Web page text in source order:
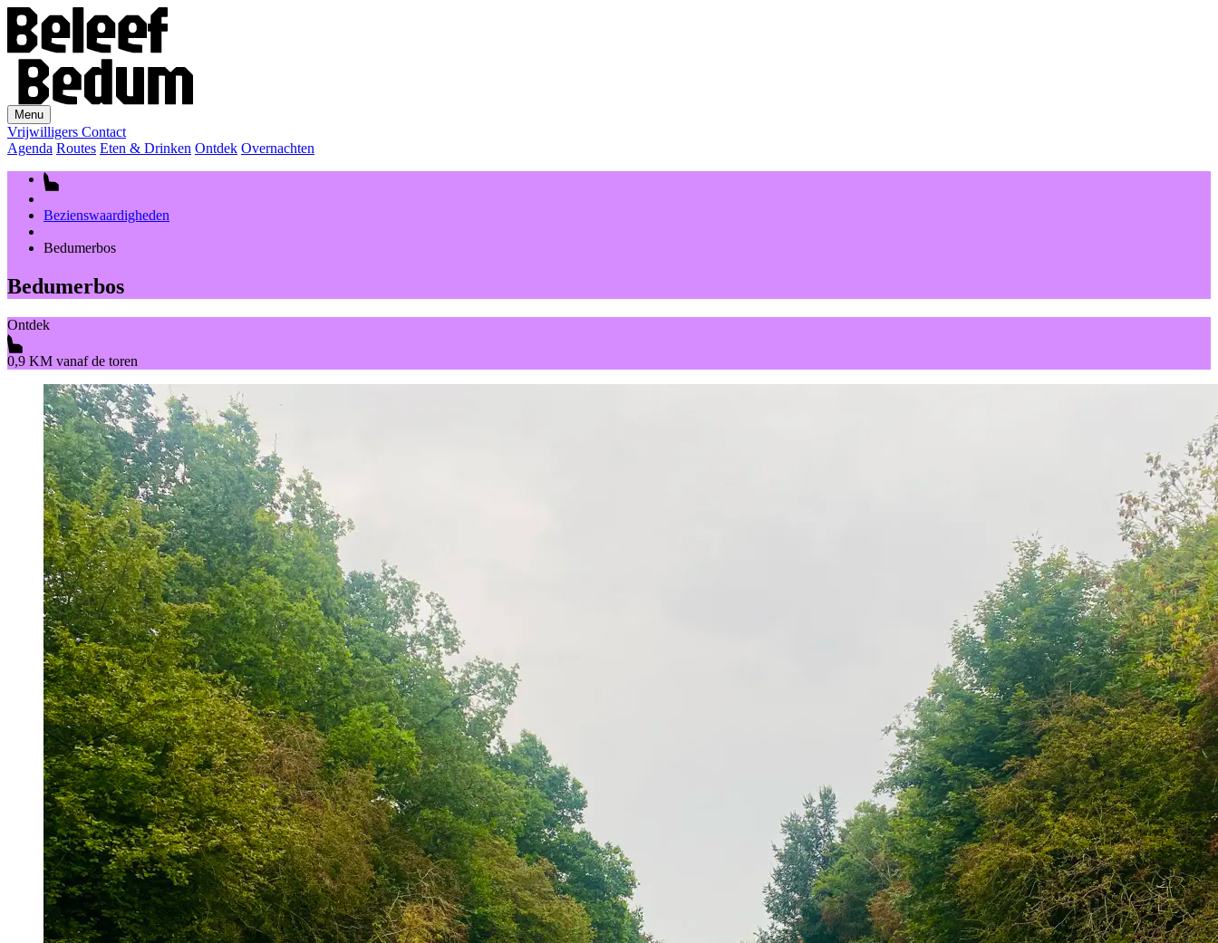
Menu
Vrijwilligers Contact
Agenda Routes Eten & Drinken Ontdek Overnachten
Bezienswaardigheden
Bedumerbos
Bedumerbos
Ontdek
0,9 KM vanaf de toren